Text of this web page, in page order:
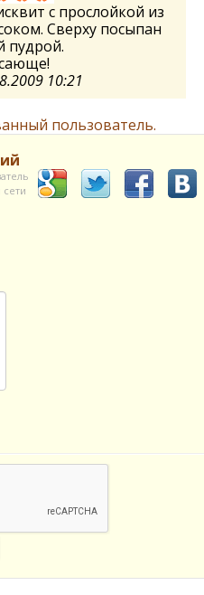
с прослойкой из
Сверху посыпан
пудрой.
10:21
пользователь.